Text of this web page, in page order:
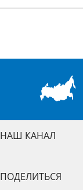
НАШ КАНАЛ
ПОДЕЛИТЬСЯ